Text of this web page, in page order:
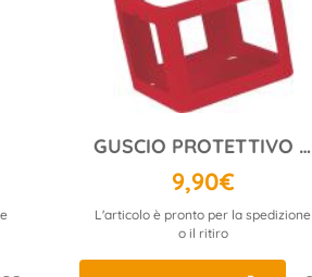
GUSCIO PROTETTIVO ROSSO
9,90€
L'articolo è pronto per la spedizione
o il ritiro